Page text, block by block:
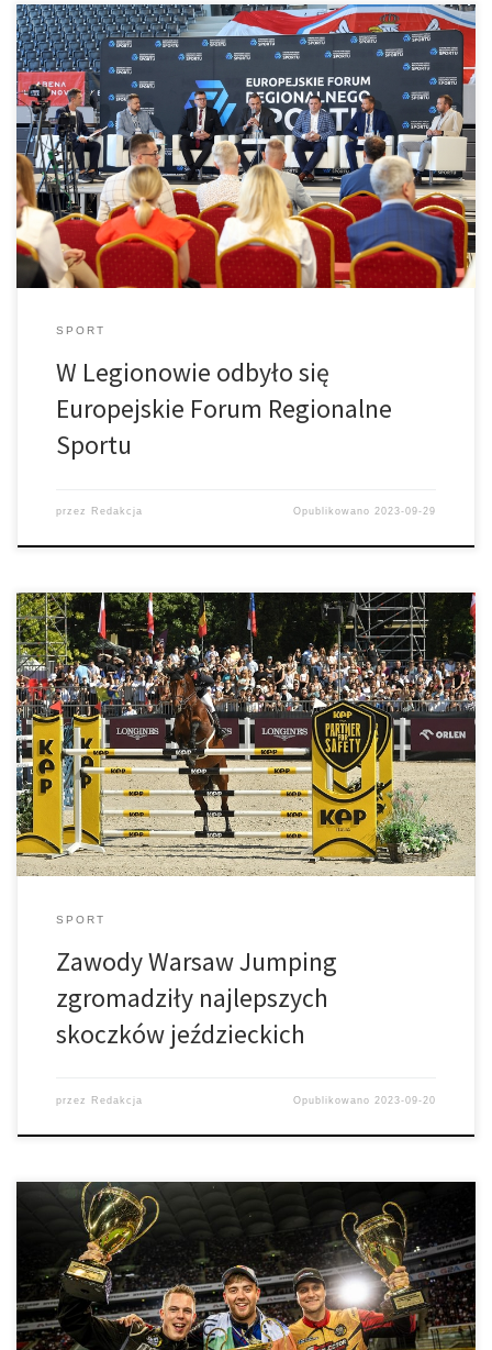
EFRS: sport zawsze był i będzie motorem rozwoju
gospodarczego w regionach
SPORT
W Legionowie odbyło się
Europejskie Forum Regionalne
Sportu
przez Redakcja Opublikowano2023-09-29
Warsaw Jumping wieńczy walkę drużyn narodowych w skokach
przez przeszkody w Europie podzielonej na cztery dywizje. W
Warszawie spotkało się dziesięć najlepszych drużyn z naszego
regionu
SPORT
Zawody Warsaw Jumping
zgromadziły najlepszych
skoczków jeździeckich
przez Redakcja Opublikowano 2023-09-20
Ponad 50 tysięcy widzów na Stadionie Narodowym w Warszawie
obejrzało europejskie mistrzostwa driftu